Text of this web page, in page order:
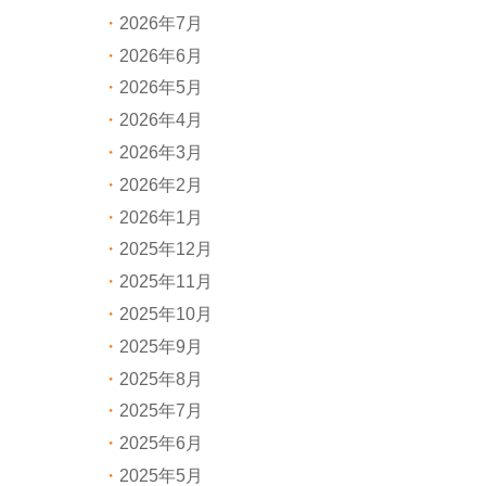
2026年7月
2026年6月
2026年5月
2026年4月
2026年3月
2026年2月
2026年1月
2025年12月
2025年11月
2025年10月
2025年9月
2025年8月
2025年7月
2025年6月
2025年5月